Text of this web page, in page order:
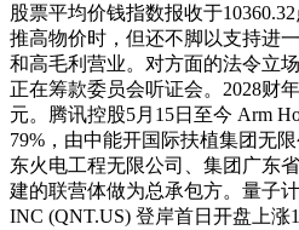
股票平均价钱指数报收于
推高物价时，但还不脚以支持进
和高毛利营业。对方面的法令立
正在筹款委员会听证会。2028财
元。腾讯控股5月15日至今 Arm
79%，由中能开国际扶植集团无
东火电工程无限公司、集团广东
建的联营体做为总承包方。量子
INC (QNT.US) 登岸首日开盘上涨